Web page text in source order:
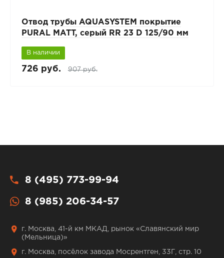
Отвод трубы AQUASYSTEM покрытие
PURAL MATT, серый RR 23 D 125/90 мм
В наличии
726 руб. 907 руб.
8 (495) 773-99-94
8 (985) 206-34-57
г. Москва, 41-й км МКАД, рынок «Славянский мир
(Мельница)»
г. Москва, посёлок завода Мосрентген, 33Г, стр. 10